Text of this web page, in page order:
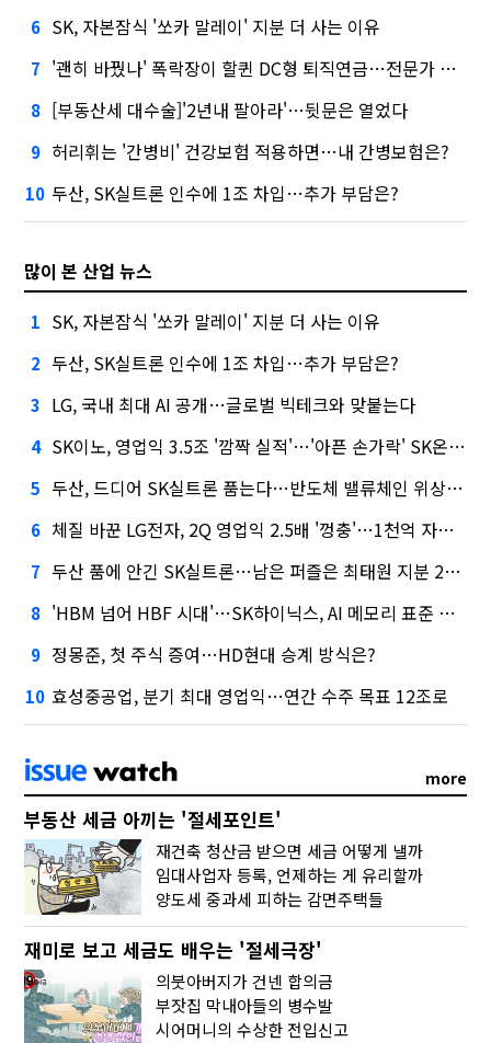
6 SK, 자본잠식 '쏘카 말레이' 지분 더 사는 이유
7 '괜히 바꿨나' 폭락장이 할퀸 DC형 퇴직연금…전문가 조언은
8 [부동산세 대수술]'2년내 팔아라'…뒷문은 열었다
9 허리휘는 '간병비' 건강보험 적용하면…내 간병보험은?
10 두산, SK실트론 인수에 1조 차입…추가 부담은?
많이 본 산업 뉴스
1 SK, 자본잠식 '쏘카 말레이' 지분 더 사는 이유
2 두산, SK실트론 인수에 1조 차입…추가 부담은?
3 LG, 국내 최대 AI 공개…글로벌 빅테크와 맞붙는다
4 SK이노, 영업익 3.5조 '깜짝 실적'…'아픈 손가락' SK온의 반전
5 두산, 드디어 SK실트론 품는다…반도체 밸류체인 위상 강화
6 체질 바꾼 LG전자, 2Q 영업익 2.5배 '껑충'…1천억 자사주 태운다
7 두산 품에 안긴 SK실트론…남은 퍼즐은 최태원 지분 29.4%
8 'HBM 넘어 HBF 시대'…SK하이닉스, AI 메모리 표준 선점 나섰다
9 정몽준, 첫 주식 증여…HD현대 승계 방식은?
10 효성중공업, 분기 최대 영업익…연간 수주 목표 12조로
more
부동산 세금 아끼는 '절세포인트'
재건축 청산금 받으면 세금 어떻게 낼까
임대사업자 등록, 언제하는 게 유리할까
양도세 중과세 피하는 감면주택들
재미로 보고 세금도 배우는 '절세극장'
의붓아버지가 건넨 합의금
부잣집 막내아들의 병수발
시어머니의 수상한 전입신고